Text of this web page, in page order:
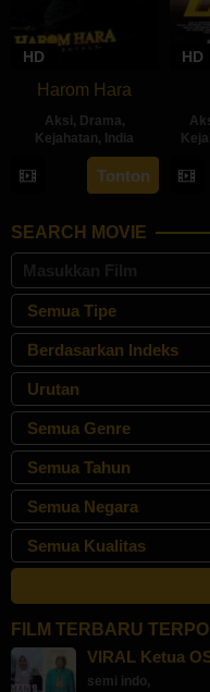
HD
Harom Hara
Aksi, Drama,
Kejahatan, India
14
Jun
Gnanasagar
Dwaraka
Tonton
HD
SEARCH MOVIE
FILM TERBARU
VIRAL Ketua
semi indo,